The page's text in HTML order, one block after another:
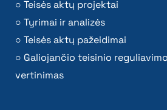
Teisės aktų projektai
Tyrimai ir analizės
Teisės aktų pažeidimai
Galiojančio teisinio
vertinimas